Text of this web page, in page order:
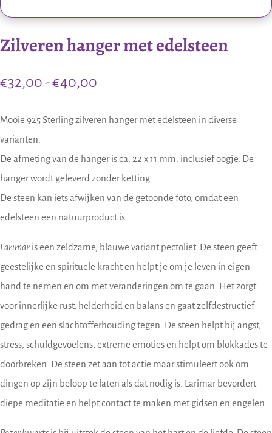
Zilveren hanger met edelsteen
€32,00-€40,00
tot
Mooie 925 Sterling zilveren hanger met edelsteen in diverse
varianten.
De afmeting van de hanger is ca. 22 x 11 mm. inclusief oogje. De
hanger wordt geleverd zonder ketting.
De steen kan iets afwijken van de getoonde foto, omdat een
edelsteen een natuurproduct is.
Larimar is een zeldzame, blauwe variant pectoliet. De steen geeft
geestelijke en spirituele kracht en helpt je om je leven in eigen
hand te nemen en om met veranderingen om te gaan. Het zorgt
voor innerlijke rust, helderheid en balans en gaat zelfdestructief
gedrag en een slachtofferhouding tegen. De steen helpt bij angst,
stress, schuldgevoelens, extreme emoties en helpt om blokkades te
doorbreken. De steen zet aan tot actie maar stimuleert ook om
dingen op zijn beloop te laten als dat nodig is. Larimar bevordert
diepe meditatie en helpt contact te maken met gidsen en engelen.